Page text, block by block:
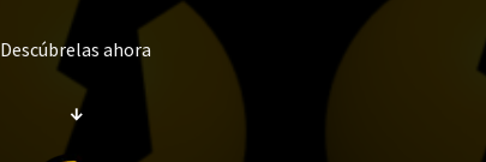
Descúbrelas ahora
↓